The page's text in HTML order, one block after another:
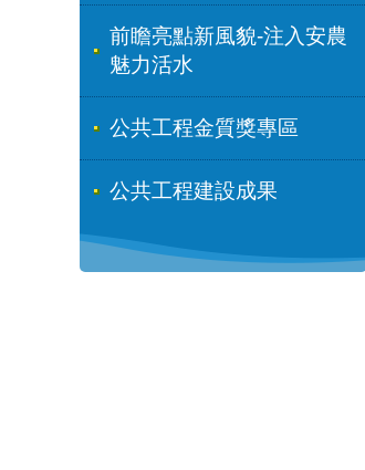
前瞻亮點新風貌-注入安農
魅力活水
公共工程金質獎專區
公共工程建設成果